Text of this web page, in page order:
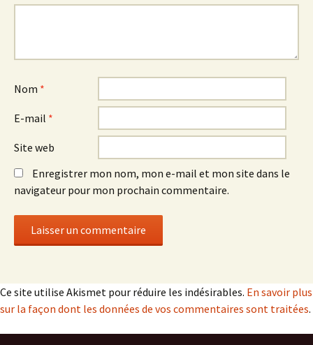
Nom *
E-mail *
Site web
Enregistrer mon nom, mon e-mail et mon site dans le
navigateur pour mon prochain commentaire.
Ce site utilise Akismet pour réduire les indésirables. En savoir plus
sur la façon dont les données de vos commentaires sont traitées.